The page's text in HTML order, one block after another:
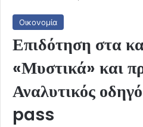
Οικονομία
Επιδότηση στα
«Μυστικά» και
Αναλυτικός
pass